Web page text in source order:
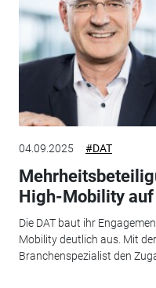
04.09.2025 #DAT
High-Mobility auf
Die DAT baut ihr
Mobility deutlich aus. Mit
Branchenspezialist den